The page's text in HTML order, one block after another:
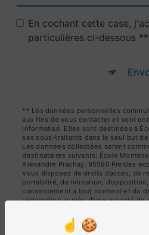
En cochant cette case,
particulières ci-dessous **
** Les données personnelles
aux fins de vous contacter et sont
informatisé. Elles sont destinées à
ses sous-traitants dans le seul but
Les données collectées seront
destinataires suivants: École
Alexandre Prachay, 95590 Presles
Vous disposez de droits d’accès, de
portabilité, de limitation,
consentement à tout moment et du
réclamation auprès d’une autorité de
d’organiser le sort de vos données
exercer ces droits par voie postale à
Prachay, 95590 Presles ou par